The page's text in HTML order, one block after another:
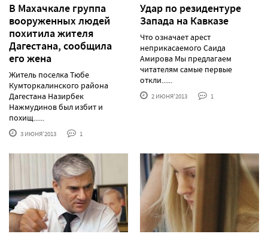
В Махачкале группа
вооруженных людей
похитила жителя
Дагестана, сообщила
его жена
Житель поселка Тюбе
Кумторкалинского района
Дагестана Назирбек
Нажмудинов был избит и
похищ......
3 ИЮНЯ'2013 1
Удар по резидентуре
Запада на Кавказе
Что означает арест
неприкасаемого Саида
Амирова Мы предлагаем
читателям самые первые
откли......
2 ИЮНЯ'2013 1